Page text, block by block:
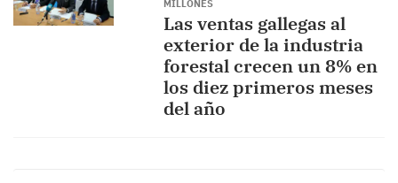
MILLONES
Las ventas gallegas al
exterior de la industria
forestal crecen un 8% en
los diez primeros meses
del año